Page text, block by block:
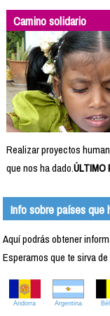
Camino solidario
Realizar proyectos
que nos ha dado.ÚLTIMO
Info sobre países que
Aquí podrás obtener
Esperamos que te sirva
Andorra Argentina